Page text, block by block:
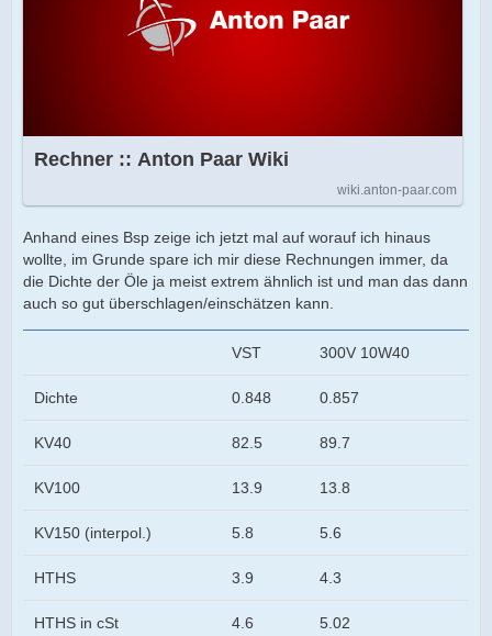
Rechner :: Anton Paar Wiki
wiki.anton-paar.com
Anhand eines Bsp zeige ich jetzt mal auf worauf ich hinaus
wollte, im Grunde spare ich mir diese Rechnungen immer, da
die Dichte der Öle ja meist extrem ähnlich ist und man das dann
auch so gut überschlagen/einschätzen kann.
VST 300V 10W40
Dichte 0.848 0.857
KV40 82.5 89.7
KV100 13.9 13.8
KV150 (interpol.) 5.8 5.6
HTHS 3.9 4.3
HTHS in cSt 4.6 5.02